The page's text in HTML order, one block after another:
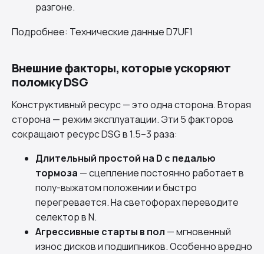
разгоне.
Подробнее: Технические данные D7UF1
Внешние факторы, которые ускоряют
поломку DSG
Конструктивный ресурс — это одна сторона. Вторая
сторона — режим эксплуатации. Эти 5 факторов
сокращают ресурс DSG в 1.5–3 раза:
Длительный простой на D с педалью
тормоза — сцепление постоянно работает в
полу-выжатом положении и быстро
перегревается. На светофорах переводите
селектор в N.
Агрессивные старты в пол — мгновенный
износ дисков и подшипников. Особенно вредно